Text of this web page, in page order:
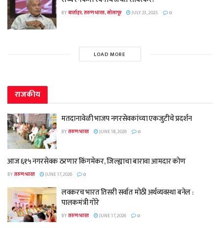
BYवार्ताहर, तरुण भारत, सोलापूर JULY 23, 2025 0
LOAD MORE
राजकीय
मतदानावेळी भाजप नगरसेवकांच्या एकजुटीचे प्रदर्शन
BYतरुण भारत JUNE 18, 2026 0
आज ६१५ नगरसेवक ठरणार किंगमेकर, जिल्ह्याचा बारावा आमदार कोण
BYतरुण भारत JUNE 17, 2026 0
लवकरच भारत तिसरी सर्वात मोठी अर्थव्यवस्था बनेल :
पालकमंत्री गोरे
BYतरुण भारत JUNE 17, 2026 0